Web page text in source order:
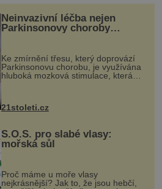
Neinvazivní léčba nejen
Parkinsonovy choroby
Ke zmírnění třesu, který doprovází
Parkinsonovu chorobu, je využívána
hluboká mozková stimulace, která
však vyžaduje vysoce invazivní
k dostatečně přesnému zacílení ...
21stoleti.cz
S.O.S. pro slabé vlasy:
mořská sůl
Proč máme u moře vlasy
nejkrásnější? Jak to, že jsou hebčí,